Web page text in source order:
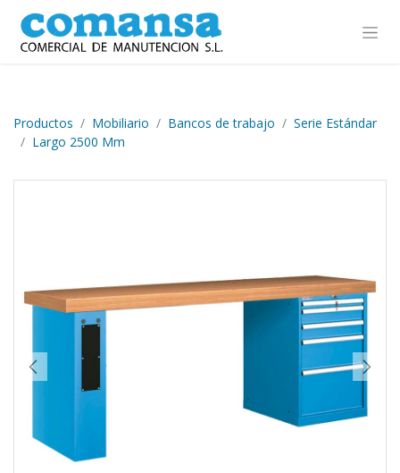
Ir al contenido
Productos Mobiliario Bancos de trabajo
Serie Estándar
Largo 2500 Mm